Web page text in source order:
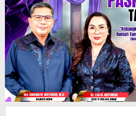
ITE
Sudah
Dituntut
10
Bulan
Penjara